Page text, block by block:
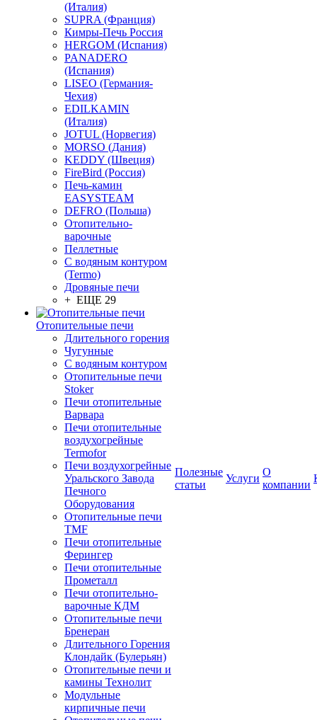
(Италия)
SUPRA (Франция)
Кимры-Печь Россия
HERGOM (Испания)
PANADERO
(Испания)
LISEO (Германия-
Чехия)
EDILKAMIN
(Италия)
JOTUL (Норвегия)
MORSO (Дания)
KEDDY (Швеция)
FireBird (Россия)
Печь-камин
EASYSTEAM
DEFRO (Польша)
Отопительно-
варочные
Пеллетные
С водяным контуром
(Termo)
Дровяные печи
+ ЕЩЕ 29
Отопительные печи
Длительного горения
Чугунные
C водяным контуром
Отопительные печи
Stoker
Печи отопительные
Варвара
Печи отопительные
воздухогрейные
Termofor
Печи воздухогрейные
Уральского Завода
Печного
Оборудования
Отопительные печи
TMF
Печи отопительные
Ферингер
Печи отопительные
Прометалл
Печи отопительно-
варочные КДМ
Отопительные печи
Бренеран
Длительного Горения
Клондайк (Булерьян)
Отопительные печи и
камины Технолит
Модульные
кирпичные печи
Полезные
статьи
Услуги
О
компании